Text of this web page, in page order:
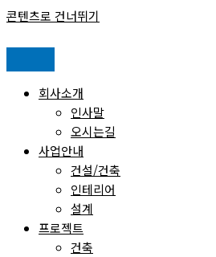
콘텐츠로 건너뛰기
회사소개
인사말
오시는길
사업안내
건설/건축
인테리어
설계
프로젝트
건축